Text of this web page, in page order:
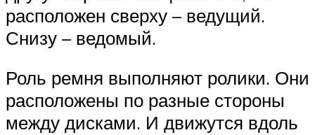
расположен сверху – ведущий.
Снизу – ведомый.
Роль ремня выполняют ролики. Они
расположены по разные стороны
между дисками. И движутся вдоль